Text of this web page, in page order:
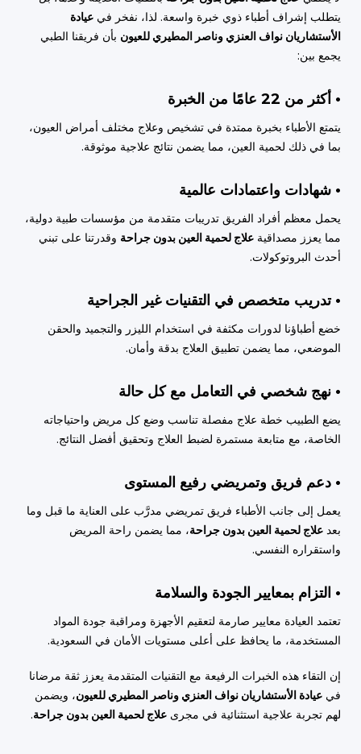
يتطلب إشراف أطباء ذوي خبرة واسعة. لذا، نفخر في عيادة
الأستشاريان نواف العنزي وناصر المطيري للعيون بأن فريقنا الطبي
يجمع بين:
• أكثر من 22 عامًا من الخبرة
يتمتع الأطباء بخبرة ممتدة في تشخيص وعلاج مختلف أمراض العيون،
بما في ذلك لحمية العين، مما يضمن نتائج علاجية موثوقة.
• شهادات واعتمادات عالمية
يحمل معظم أفراد الفريق تدريبات متقدمة من مؤسسات طبية دولية،
مما يعزز مصداقية علاج لحمية العين بدون جراحة وقدرتنا على تبني
أحدث البروتوكولات.
• تدريب متخصص في التقنيات غير الجراحية
خضع أطباؤنا لدورات مكثفة في استخدام الليزر والتجميد والحقن
الموضعي، مما يضمن تطبيق العلاج بدقة وأمان.
• نهج شخصي في التعامل مع كل حالة
يضع الطبيب خطة علاج مفصلة تناسب وضع كل مريض واحتياجاته
الخاصة، مع متابعة مستمرة لضبط العلاج وتحقيق أفضل النتائج.
• دعم فريق وتمريضي رفيع المستوى
يعمل إلى جانب الأطباء فريق تمريضي مدرَّب على العناية ما قبل وما
بعد علاج لحمية العين بدون جراحة، مما يضمن راحة المريض
واستقراره النفسي.
• التزام بمعايير الجودة والسلامة
تعتمد العيادة معايير صارمة لتعقيم الأجهزة ومراقبة جودة المواد
المستخدمة، ما يحافظ على أعلى مستويات الأمان في السعودية.
إن التقاء هذه الخبرات الرفيعة مع التقنيات المتقدمة يعزز ثقة مرضانا
في عيادة الأستشاريان نواف العنزي وناصر المطيري للعيون، ويضمن
لهم تجربة علاجية استثنائية في مجرى علاج لحمية العين بدون جراحة.